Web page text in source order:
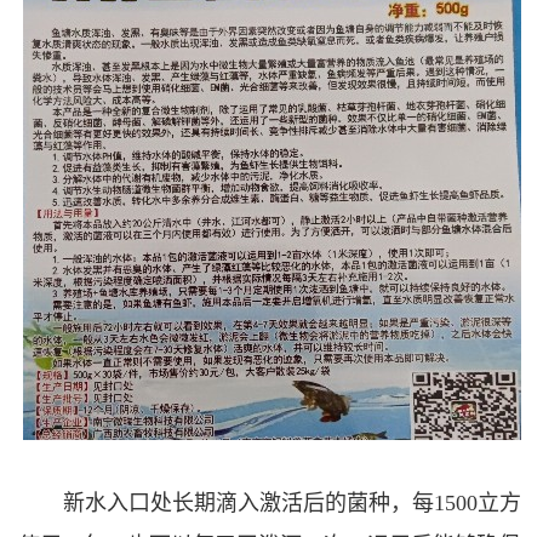
新水入口处长期滴入激活后的菌种，每1500立方